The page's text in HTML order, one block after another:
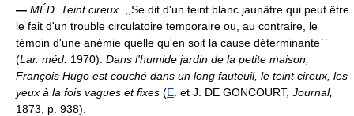
— MÉD. Teint cireux.
,,Se dit d'un teint blanc jaunâtre qui peut être
le fait d'un trouble circulatoire temporaire ou, au contraire, le
témoin d'une anémie quelle qu'en soit la cause déterminante``
(Lar. méd. 1970). Dans l'humide jardin de la petite maison,
François Hugo est couché dans un long fauteuil, le teint cireux, les
yeux à la fois vagues et fixes (E . et J. DE GONCOURT, Journal,
1873, p. 938).